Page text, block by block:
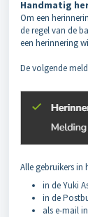
Handmatig
Om een
de regel van de
een herinnering
De volgende
Alle gebruikers
in de Yuki
in de
als e-mail